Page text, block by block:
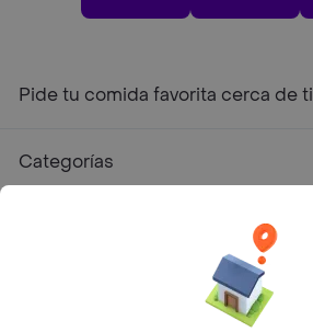
Pide tu comida favorita cerca de ti
Categorías